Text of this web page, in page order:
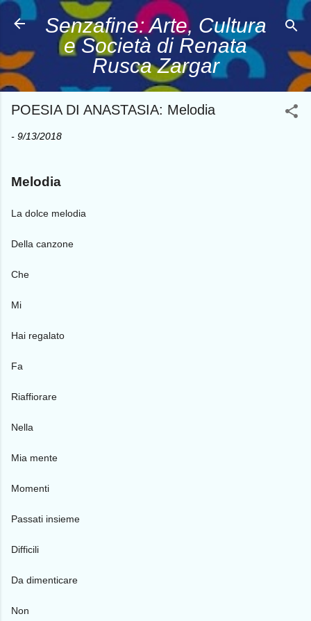
Passa ai contenuti principali
Senzafine: Arte, Cultura
e Società di Renata
Rusca Zargar
POESIA DI ANASTASIA: Melodia
- 9/13/2018
Melodia
La dolce melodia
Della canzone
Che
Mi
Hai regalato
Fa
Riaffiorare
Nella
Mia mente
Momenti
Passati insieme
Difficili
Da dimenticare
Non